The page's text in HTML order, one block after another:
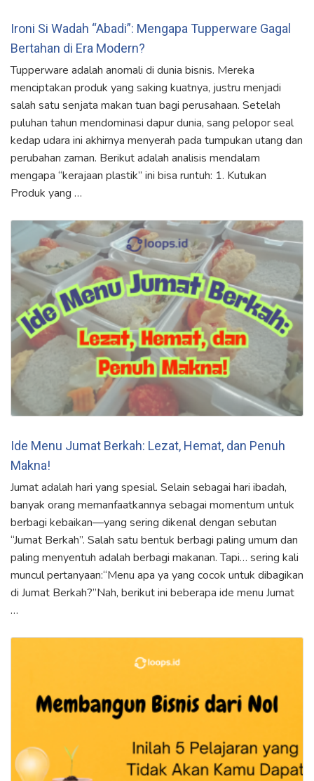
Ironi Si Wadah “Abadi”: Mengapa Tupperware Gagal
Bertahan di Era Modern?
Tupperware adalah anomali di dunia bisnis. Mereka
menciptakan produk yang saking kuatnya, justru menjadi
salah satu senjata makan tuan bagi perusahaan. Setelah
puluhan tahun mendominasi dapur dunia, sang pelopor seal
kedap udara ini akhirnya menyerah pada tumpukan utang dan
perubahan zaman. Berikut adalah analisis mendalam
mengapa “kerajaan plastik” ini bisa runtuh: 1. Kutukan
Produk yang …
Ide Menu Jumat Berkah: Lezat, Hemat, dan Penuh
Makna!
Jumat adalah hari yang spesial. Selain sebagai hari ibadah,
banyak orang memanfaatkannya sebagai momentum untuk
berbagi kebaikan—yang sering dikenal dengan sebutan
“Jumat Berkah”. Salah satu bentuk berbagi paling umum dan
paling menyentuh adalah berbagi makanan. Tapi… sering kali
muncul pertanyaan:“Menu apa ya yang cocok untuk dibagikan
di Jumat Berkah?”Nah, berikut ini beberapa ide menu Jumat
…